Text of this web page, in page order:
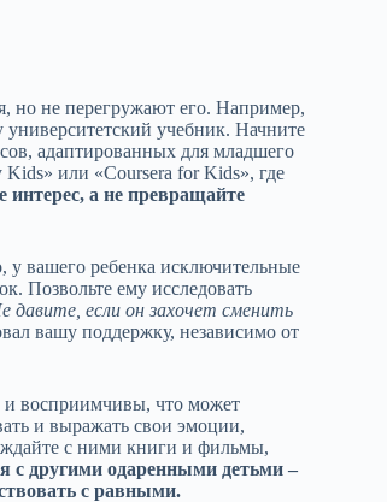
но не перегружают его. Например,
университетский учебник. Начните
адаптированных для младшего
или «Coursera for Kids», где
интерес, а не превращайте
у вашего ребенка исключительные
Позвольте ему исследовать
давите, если он захочет сменить
вашу поддержку, независимо от
и восприимчивы, что может
и выражать свои эмоции,
с ними книги и фильмы,
с другими одаренными детьми –
с равными.